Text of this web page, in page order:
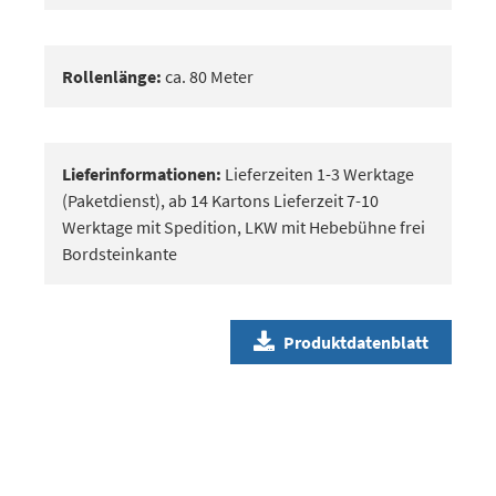
Rollenlänge: ca. 80 Meter
Lieferinformationen: Lieferzeiten 1-3 Werktage
(Paketdienst), ab 14 Kartons Lieferzeit 7-10
Werktage mit Spedition, LKW mit Hebebühne frei
Bordsteinkante
Produktdatenblatt